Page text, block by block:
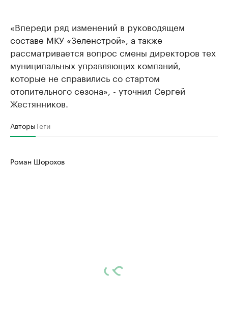
«Впереди ряд изменений в руководящем
составе МКУ «Зеленстрой», а также
рассматривается вопрос смены директоров тех
муниципальных управляющих компаний,
которые не справились со стартом
отопительного сезона», - уточнил Сергей
Жестянников.
АвторыТеги
Роман Шорохов